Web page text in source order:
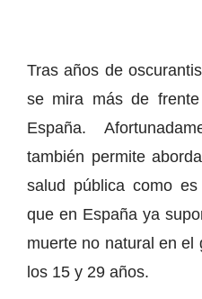
Tras años de
se mira más de
España.
también permite
salud pública como
que en España ya
muerte no natural en el
los 15 y 29 años.